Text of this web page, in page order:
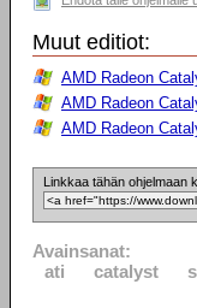
Muut editiot:
AMD Radeon
AMD Radeon
AMD Radeon
Linkkaa tähän ohjelmaan
Avainsanat:
ati
catalyst